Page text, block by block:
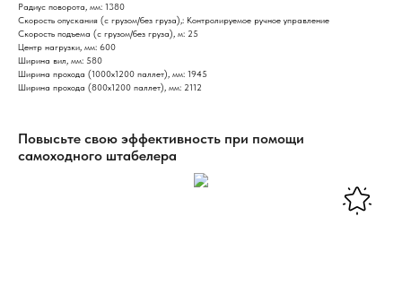
Радиус поворота, мм: 1380
Скорость опускания (с грузом/без груза),: Контролируемое ручное управление
Скорость подъема (с грузом/без груза), м: 25
Центр нагрузки, мм: 600
Ширина вил, мм: 580
Ширина прохода (1000х1200 паллет), мм: 1945
Ширина прохода (800х1200 паллет), мм: 2112
Повысьте свою эффективность при помощи
самоходного штабелера